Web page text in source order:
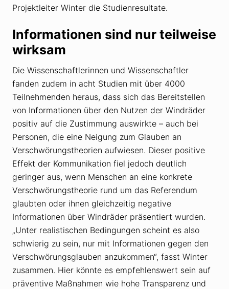
Projektleiter Winter die Studienresultate.
Informationen sind nur teilweise
wirksam
Die Wissenschaftlerinnen und Wissenschaftler
fanden zudem in acht Studien mit über 4000
Teilnehmenden heraus, dass sich das Bereitstellen
von Informationen über den Nutzen der Windräder
positiv auf die Zustimmung auswirkte – auch bei
Personen, die eine Neigung zum Glauben an
Verschwörungstheorien aufwiesen. Dieser positive
Effekt der Kommunikation fiel jedoch deutlich
geringer aus, wenn Menschen an eine konkrete
Verschwörungstheorie rund um das Referendum
glaubten oder ihnen gleichzeitig negative
Informationen über Windräder präsentiert wurden.
„Unter realistischen Bedingungen scheint es also
schwierig zu sein, nur mit Informationen gegen den
Verschwörungsglauben anzukommen“, fasst Winter
zusammen. Hier könnte es empfehlenswert sein auf
präventive Maßnahmen wie hohe Transparenz und